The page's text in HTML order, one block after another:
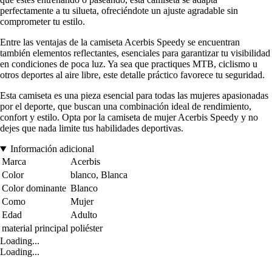
perfectamente a tu silueta, ofreciéndote un ajuste agradable sin
comprometer tu estilo.
Entre las ventajas de la camiseta Acerbis Speedy se encuentran
también elementos reflectantes, esenciales para garantizar tu visibilidad
en condiciones de poca luz. Ya sea que practiques MTB, ciclismo u
otros deportes al aire libre, este detalle práctico favorece tu seguridad.
Esta camiseta es una pieza esencial para todas las mujeres apasionadas
por el deporte, que buscan una combinación ideal de rendimiento,
confort y estilo. Opta por la camiseta de mujer Acerbis Speedy y no
dejes que nada limite tus habilidades deportivas.
Información adicional
Marca
Acerbis
Color
blanco, Blanca
Color dominante Blanco
Como
Mujer
Edad
Adulto
material principal poliéster
Loading...
Loading...